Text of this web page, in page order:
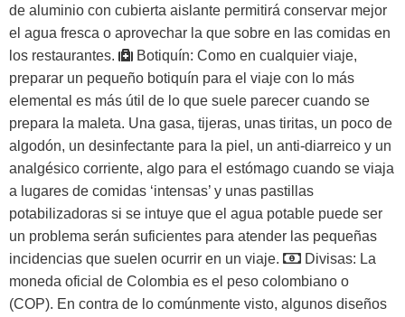
de aluminio con cubierta aislante permitirá conservar mejor
el agua fresca o aprovechar la que sobre en las comidas en
los restaurantes.
Botiquín: Como en cualquier viaje,
preparar un pequeño botiquín para el viaje con lo más
elemental es más útil de lo que suele parecer cuando se
prepara la maleta. Una gasa, tijeras, unas tiritas, un poco de
algodón, un desinfectante para la piel, un anti-diarreico y un
analgésico corriente, algo para el estómago cuando se viaja
a lugares de comidas ‘intensas’ y unas pastillas
potabilizadoras si se intuye que el agua potable puede ser
un problema serán suficientes para atender las pequeñas
incidencias que suelen ocurrir en un viaje.
Divisas: La
moneda oficial de Colombia es el peso colombiano o
(COP). En contra de lo comúnmente visto, algunos diseños